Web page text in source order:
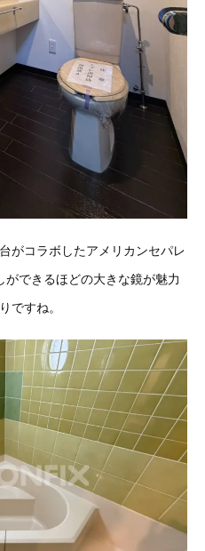
がコラボしたアメリカンセパレ
できるほどの大きな鏡が魅力
ですね。